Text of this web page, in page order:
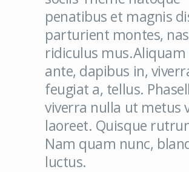
penatibus et magnis
parturient montes,
ridiculus
ante, dapibus in,
feugiat a, tellus.
viverra nulla ut metus
laoreet. Quisque
Nam quam nunc,
luctus.